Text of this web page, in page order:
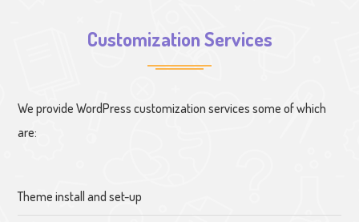
Customization Services
We provide WordPress customization services some of which
are:
Theme install and set-up